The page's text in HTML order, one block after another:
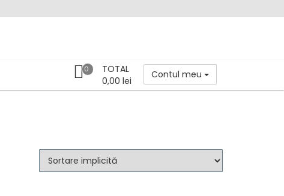
Contul meu
0
TOTAL
0,00 lei